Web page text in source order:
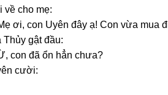
về cho mẹ:
ơi, con Uyên đây ạ! Con vừa mua
Thủy ɡật đầu:
con đã ổn hẳn chưa?
cười: